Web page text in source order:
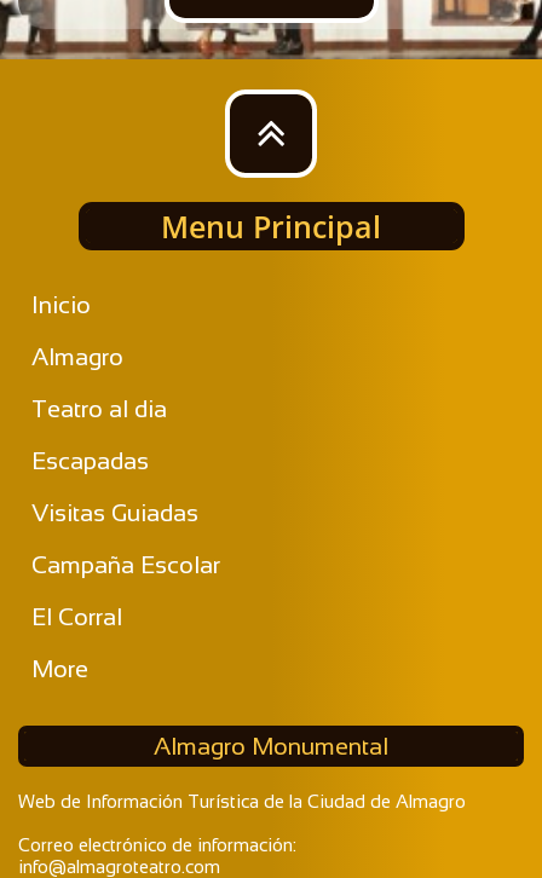

Menu Principal
Inicio
Almagro
Teatro al dia
Escapadas
Visitas Guiadas
Campaña Escolar
El Corral
More
Almagro Monumental
Web de Información Turística de la Ciudad de Almagro
Correo electrónico de información:
info@almagroteatro.com